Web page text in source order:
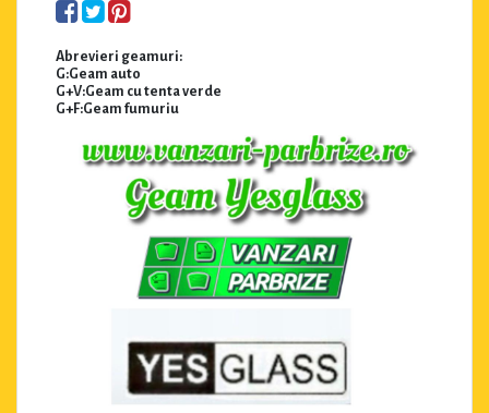
Abrevieri geamuri:
G:Geam auto
G+V:Geam cu tenta verde
G+F:Geam fumuriu